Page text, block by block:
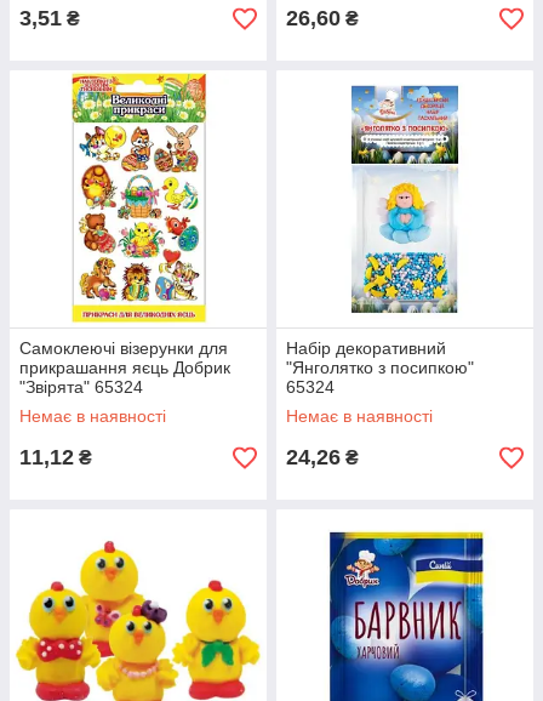
3,51 ₴ 26,60 ₴
Самоклеючі візерунки для
прикрашання яєць Добрик
"Звірята" 65324
Немає в наявності
11,12 ₴
Набір декоративний
"Янголятко з посипкою"
65324
Немає в наявності
24,26 ₴